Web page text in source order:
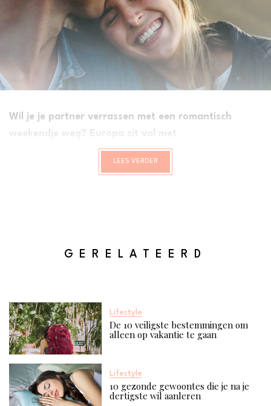
Wil je je partner verrassen met een romantisch
weekendje weg? Europa zit vol met
superromantische steden die perfect zijn voor een
LEES VERDER
GERELATEERD
Lifestyle
De 10 veiligste bestemmingen om
alleen op vakantie te gaan
Lifestyle
10 gezonde gewoontes die je na je
dertigste wil aanleren